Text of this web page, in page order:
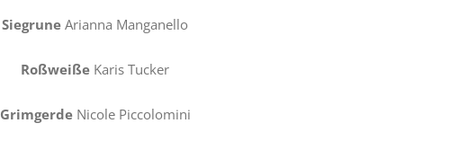
Siegrune Arianna Manganello
Roßweiße Karis Tucker
GrimgerdeNicole Piccolomini